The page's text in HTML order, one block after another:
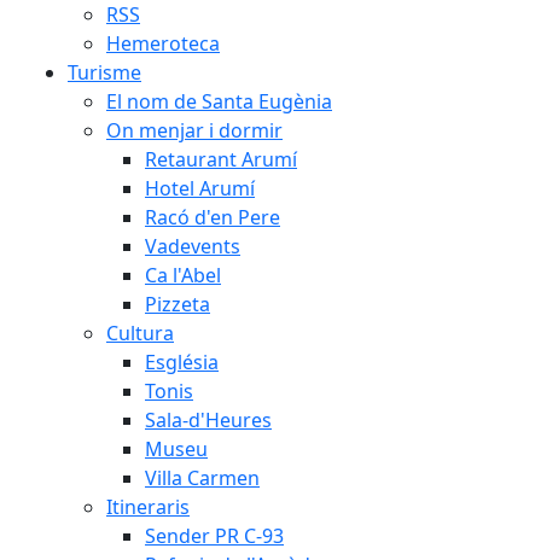
RSS
Hemeroteca
Turisme
El nom de Santa Eugènia
On menjar i dormir
Retaurant Arumí
Hotel Arumí
Racó d'en Pere
Vadevents
Ca l'Abel
Pizzeta
Cultura
Església
Tonis
Sala-d'Heures
Museu
Villa Carmen
Itineraris
Sender PR C-93